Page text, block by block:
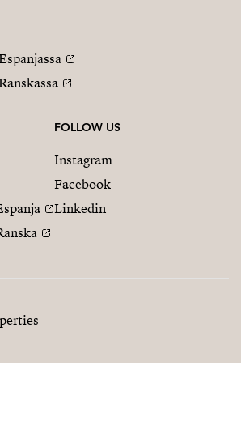
FOLLOW US
Instagram
Facebook
Linkedin